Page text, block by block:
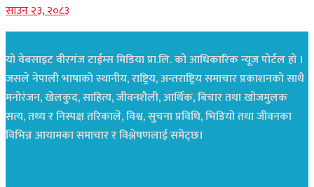
साउन २३, २०८३
यो वेबसाइट वीरगंज टाईम्स मिडिया प्रा.लि. को आधिकारिक न्यूज पोर्टल हो ।
जसले नेपाली भाषाको स्थानीय, राष्ट्रिय, अन्तराष्ट्रिय समाचार प्रकाशनको साथै
मनोरंजन, खेलकुद, साहित्य, जीवनशैली, आर्थिक, बिचार तथा खोजमुलक
सत्य, तथ्य र निस्पक्ष तरिकाले, विश्व, सुचना प्रविधि, भिडियो तथा जीवनका
विभिन्न आयामका समाचार र विश्लेषणलाई समेट्छ।